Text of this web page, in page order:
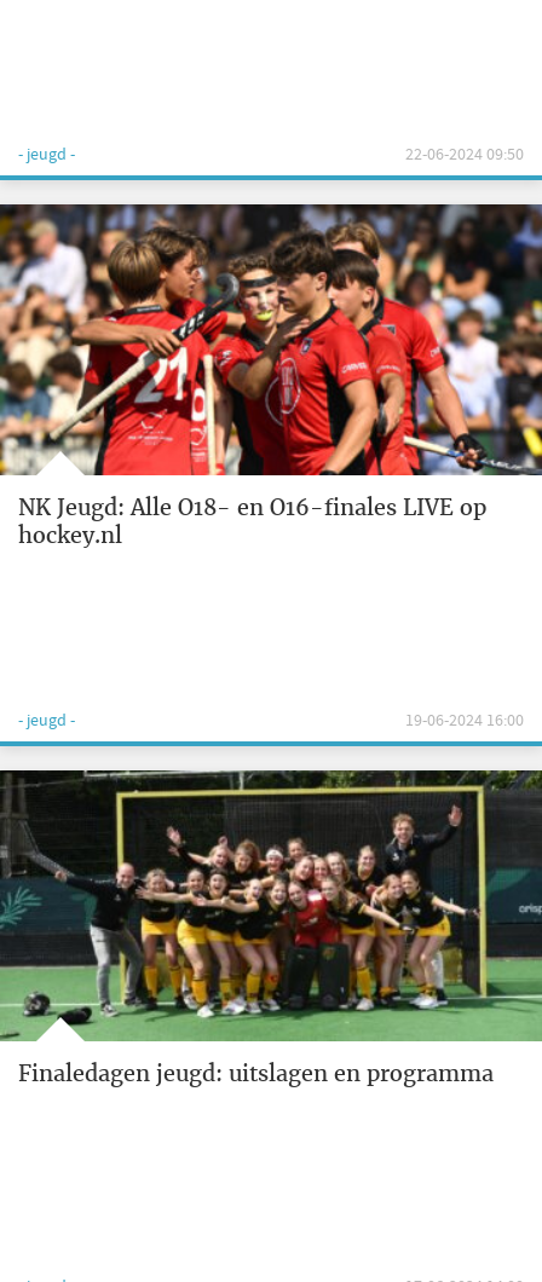
- jeugd - 22-06-2024 09:50
NK Jeugd: Alle O18- en O16-finales LIVE op
hockey.nl
- jeugd - 19-06-2024 16:00
Finaledagen jeugd: uitslagen en programma